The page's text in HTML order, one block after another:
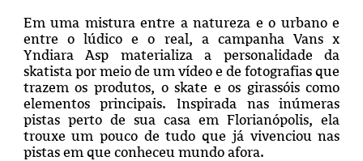
Em uma mistura entre a natureza e o urbano e
entre o lúdico e o real, a campanha Vans x
Yndiara Asp materializa a personalidade da
skatista por meio de um vídeo e de fotografias que
trazem os produtos, o skate e os girassóis como
elementos principais. Inspirada nas inúmeras
pistas perto de sua casa em Florianópolis, ela
trouxe um pouco de tudo que já vivenciou nas
pistas em que conheceu mundo afora.